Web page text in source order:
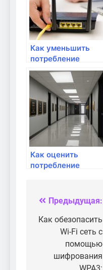
Как уменьшить
потребление
трафика в
домашней сети?
Как оценить
потребление
Навигация
по
записям
Предыдущая:
Как обезопасить
Wi-Fi сеть с
помощью
шифрования